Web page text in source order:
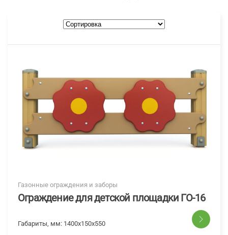
Газонные ограждения и заборы
Ограждение для детской площадки ГО-16
Габариты, мм: 1400x150x550